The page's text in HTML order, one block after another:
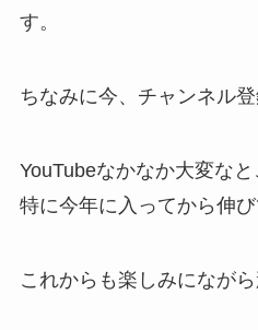
す。
ちなみに今、チャンネル登
YouTubeなかなか大変なと
特に今年に入ってから伸び
これからも楽しみにながら